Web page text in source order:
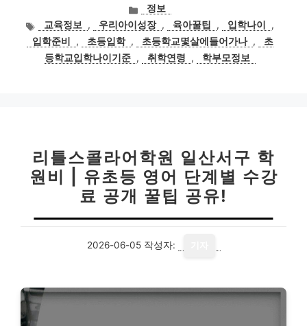
카
테
고
리
정보
태
그
교육정보 , 우리아이성장 , 육아꿀팁 , 입학나이
,
입학준비
, 초등입학 , 초등학교몇살에들어가나 ,
초
등학교입학나이기준 , 취학연령 , 학부모정보
리틀스콜라어학원 일산서구 학
원비 | 유초등 영어 단계별 수강
료 공개 꿀팁 공유!
2026-06-05 작성자: